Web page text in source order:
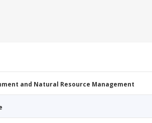
and Natural Resource Management